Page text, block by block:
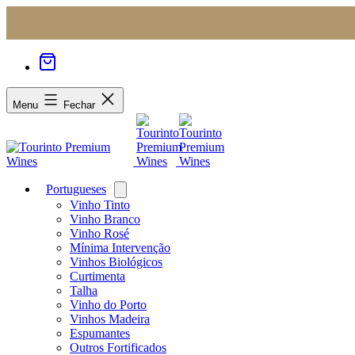
Menu Fechar
Portugueses
menu
Vinho Tinto
Vinho Branco
Vinho Rosé
Mínima Intervenção
Vinhos Biológicos
Curtimenta
Talha
Vinho do Porto
Vinhos Madeira
Espumantes
Outros Fortificados